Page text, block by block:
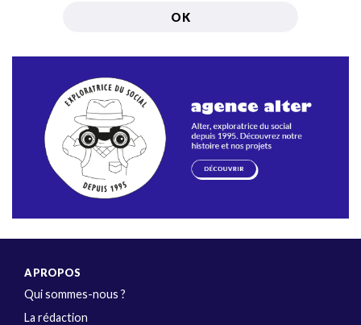
A PROPOS
Qui sommes-nous ?
La rédaction